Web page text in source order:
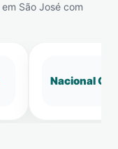
em São José com
Nacional Gás